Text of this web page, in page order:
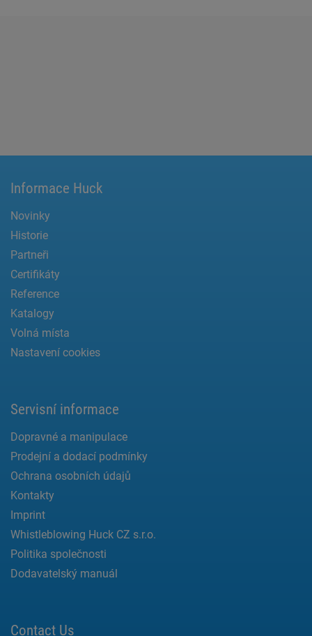
Informace Huck
Novinky
Historie
Partneři
Certifikáty
Reference
Katalogy
Volná místa
Nastavení cookies
Servisní informace
Dopravné a manipulace
Prodejní a dodací podmínky
Ochrana osobních údajů
Kontakty
Imprint
Whistleblowing Huck CZ s.r.o.
Politika společnosti
Dodavatelský manuál
Contact Us